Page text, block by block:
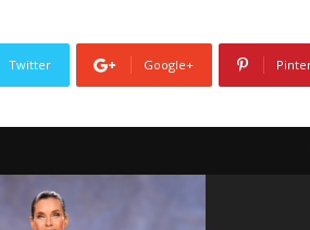
Twitter Google+